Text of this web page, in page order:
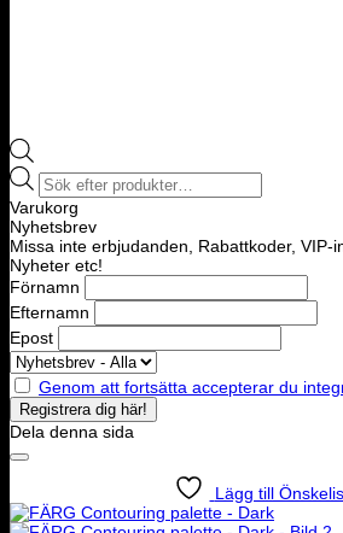
Products
search
Varukorg
Nyhetsbrev
Missa inte erbjudanden, Rabattkoder, VIP-
Nyheter etc!
Förnamn
Efternamn
Epost
Genom att fortsätta accepterar du
Dela denna sida
Lägg till